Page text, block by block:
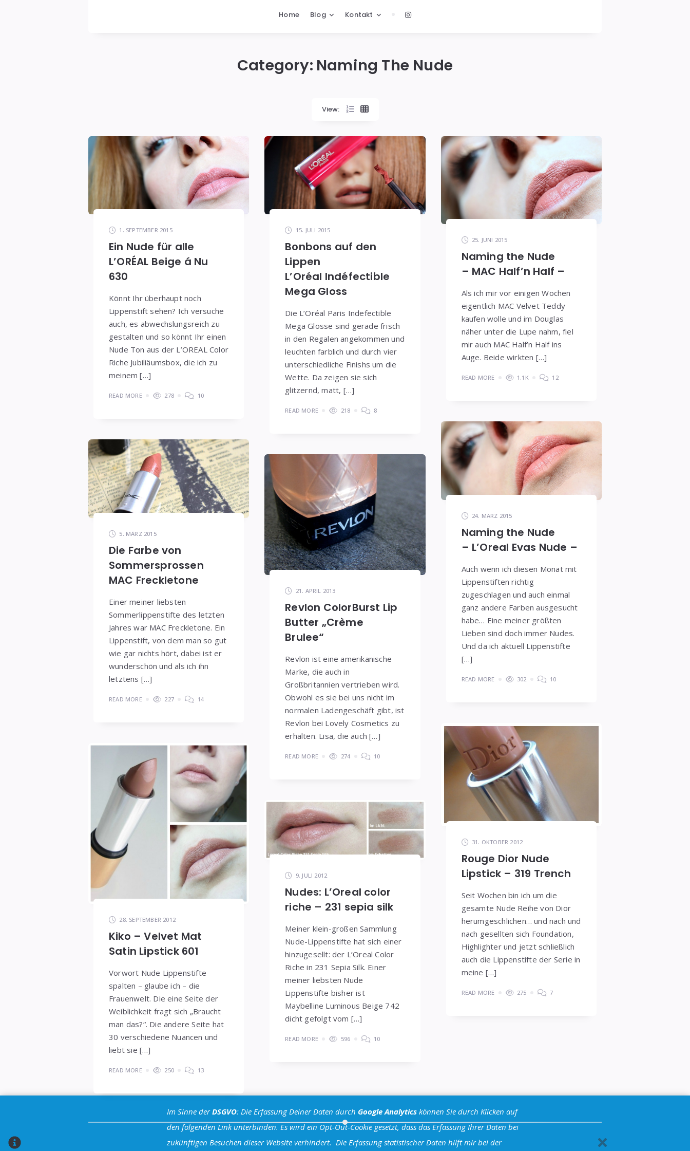
Home Blog Kontakt
Category: Naming The Nude
View:
1. SEPTEMBER 2015
Ein Nude für alle
L’ORÉAL Beige á Nu
630
Könnt Ihr überhaupt noch
Lippenstift sehen? Ich versuche
auch, es abwechslungsreich zu
gestalten und so könnt Ihr einen
Nude Ton aus der L’OREAL Color
Riche Jubiliäumsbox, die ich zu
meinem […]
READ MORE 278 10
15. JULI 2015
Bonbons auf den
Lippen
L’Oréal Indéfectible
Mega Gloss
Die L’Oréal Paris Indefectible
Mega Glosse sind gerade frisch
in den Regalen angekommen und
leuchten farblich und durch vier
unterschiedliche Finishs um die
Wette. Da zeigen sie sich
glitzernd, matt, […]
READ MORE 218 8
25. JUNI 2015
Naming the Nude
– MAC Half’n Half –
Als ich mir vor einigen Wochen
eigentlich MAC Velvet Teddy
kaufen wolle und im Douglas
näher unter die Lupe nahm, fiel
mir auch MAC Half’n Half ins
Auge. Beide wirkten […]
READ MORE 1.1K 12
24. MÄRZ 2015
Naming the Nude
– L’Oreal Evas Nude –
Auch wenn ich diesen Monat mit
Lippenstiften richtig
zugeschlagen und auch einmal
ganz andere Farben ausgesucht
habe… Eine meiner größten
Lieben sind doch immer Nudes.
Und da ich aktuell Lippenstifte
[…]
READ MORE 302 10
5. MÄRZ 2015
Die Farbe von
Sommersprossen
MAC Freckletone
Einer meiner liebsten
Sommerlippenstifte des letzten
Jahres war MAC Freckletone. Ein
Lippenstift, von dem man so gut
wie gar nichts hört, dabei ist er
wunderschön und als ich ihn
letztens […]
READ MORE 227 14
21. APRIL 2013
Revlon ColorBurst Lip
Butter „Crème
Brulee“
Revlon ist eine amerikanische
Marke, die auch in
Großbritannien vertrieben wird.
Obwohl es sie bei uns nicht im
normalen Ladengeschäft gibt, ist
Revlon bei Lovely Cosmetics zu
erhalten. Lisa, die auch […]
READ MORE 274 10
31. OKTOBER 2012
Rouge Dior Nude
Lipstick – 319 Trench
Seit Wochen bin ich um die
gesamte Nude Reihe von Dior
herumgeschlichen… und nach und
nach gesellten sich Foundation,
Highlighter und jetzt schließlich
auch die Lippenstifte der Serie in
meine […]
READ MORE 275 7
28. SEPTEMBER 2012
Kiko – Velvet Mat
Satin Lipstick 601
Vorwort Nude Lippenstifte
spalten – glaube ich – die
Frauenwelt. Die eine Seite der
Weiblichkeit fragt sich „Braucht
man das?“. Die andere Seite hat
30 verschiedene Nuancen und
liebt sie […]
READ MORE 250 13
9. JULI 2012
Nudes: L’Oreal color
riche – 231 sepia silk
Meiner klein-großen Sammlung
Nude-Lippenstifte hat sich einer
hinzugesellt: der L’Oreal Color
Riche in 231 Sepia Silk. Einer
meiner liebsten Nude
Lippenstifte bisher ist
Maybelline Luminous Beige 742
dicht gefolgt vom […]
READ MORE 596 10
Im Sinne derDSGVO: Die Erfassung Deiner Daten durch Google Analytics können Sie durch Klicken auf
den folgenden Link unterbinden. Es wird ein Opt-Out-Cookie gesetzt, dass das Erfassung Ihrer Daten bei
zukünftigen Besuchen dieser Website verhindert. Die Erfassung statistischer Daten hilft mir bei der